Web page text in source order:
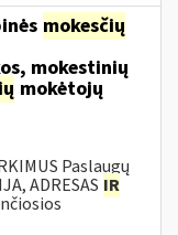
mokesčių
mokestinių
mokėtojų
Paslaugų
ADRESAS IR